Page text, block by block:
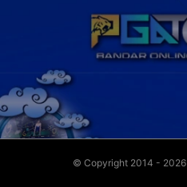
© Copyright 2014 - 2026